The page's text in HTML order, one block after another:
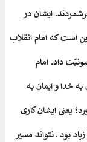
ایشان در
است که امام انقلاب
داد. امام
به خدا و ایمان به
یعنی ایشان کاری
بود ــ نتواند مسیر